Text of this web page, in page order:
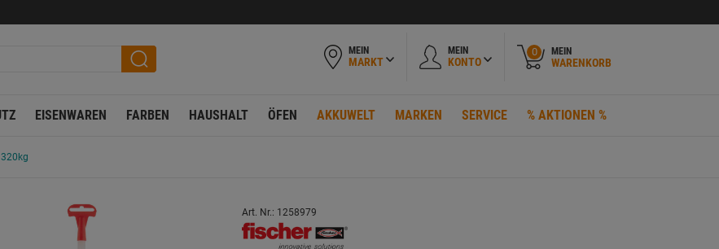
MEIN
MARKT
MEIN
KONTO
0 MEIN
WARENKORB
EISENWAREN FARBEN HAUSHALT ÖFEN AKKUWELT MARKEN SERVICE % AKTIONEN %
Art. Nr.: 1258979